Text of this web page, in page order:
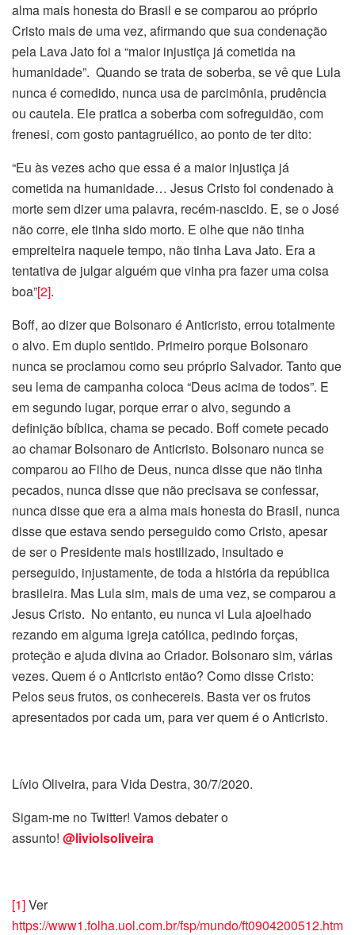
alma mais honesta do Brasil e se comparou ao próprio
Cristo mais de uma vez, afirmando que sua condenação
pela Lava Jato foi a “maior injustiça já cometida na
humanidade”. Quando se trata de soberba, se vê que Lula
nunca é comedido, nunca usa de parcimônia, prudência
ou cautela. Ele pratica a soberba com sofreguidão, com
frenesi, com gosto pantagruélico, ao ponto de ter dito:
“Eu às vezes acho que essa é a maior injustiça já
cometida na humanidade… Jesus Cristo foi condenado à
morte sem dizer uma palavra, recém-nascido. E, se o José
não corre, ele tinha sido morto. E olhe que não tinha
empreiteira naquele tempo, não tinha Lava Jato. Era a
tentativa de julgar alguém que vinha pra fazer uma coisa
boa”[2].
Boff, ao dizer que Bolsonaro é Anticristo, errou totalmente
o alvo. Em duplo sentido. Primeiro porque Bolsonaro
nunca se proclamou como seu próprio Salvador. Tanto que
seu lema de campanha coloca “Deus acima de todos”. E
em segundo lugar, porque errar o alvo, segundo a
definição bíblica, chama se pecado. Boff comete pecado
ao chamar Bolsonaro de Anticristo. Bolsonaro nunca se
comparou ao Filho de Deus, nunca disse que não tinha
pecados, nunca disse que não precisava se confessar,
nunca disse que era a alma mais honesta do Brasil, nunca
disse que estava sendo perseguido como Cristo, apesar
de ser o Presidente mais hostilizado, insultado e
perseguido, injustamente, de toda a história da república
brasileira. Mas Lula sim, mais de uma vez, se comparou a
Jesus Cristo. No entanto, eu nunca vi Lula ajoelhado
rezando em alguma igreja católica, pedindo forças,
proteção e ajuda divina ao Criador. Bolsonaro sim, várias
vezes. Quem é o Anticristo então? Como disse Cristo:
Pelos seus frutos, os conhecereis. Basta ver os frutos
apresentados por cada um, para ver quem é o Anticristo.
Lívio Oliveira, para Vida Destra, 30/7/2020.
Sigam-me no Twitter! Vamos debater o
assunto! @liviolsoliveira
[1]Ver
https://www1.folha.uol.com.br/fsp/mundo/ft0904200512.htm